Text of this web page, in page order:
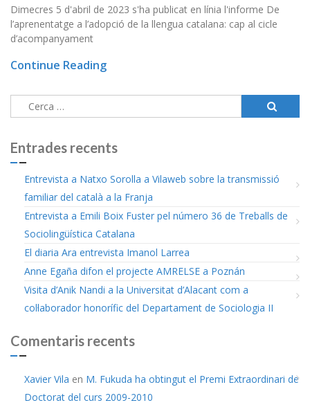
Dimecres 5 d'abril de 2023 s'ha publicat en línia l'informe De
l’aprenentatge a l’adopció de la llengua catalana: cap al cicle
d’acompanyament
Continue Reading
Cerca:
Entrades recents
Entrevista a Natxo Sorolla a Vilaweb sobre la transmissió
familiar del català a la Franja
Entrevista a Emili Boix Fuster pel número 36 de Treballs de
Sociolingüística Catalana
El diaria Ara entrevista Imanol Larrea
Anne Egaña difon el projecte AMRELSE a Poznán
Visita d’Anik Nandi a la Universitat d’Alacant com a
col·laborador honorífic del Departament de Sociologia II
Comentaris recents
Xavier Vila en M. Fukuda ha obtingut el Premi Extraordinari de
Doctorat del curs 2009-2010